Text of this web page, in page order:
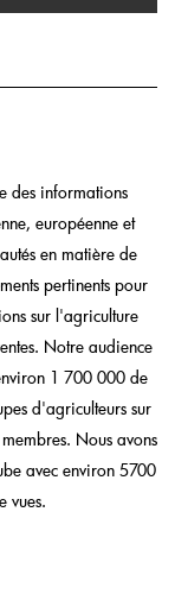
des informations
européenne et
en matière de
pertinents pour
sur l'agriculture
Notre audience
1 700 000 de
d'agriculteurs sur
Nous avons
avec environ 5700
vues.